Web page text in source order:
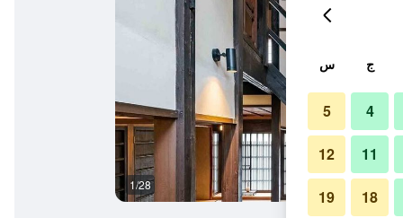
1/28
ج س
4
5
11
12
18
19